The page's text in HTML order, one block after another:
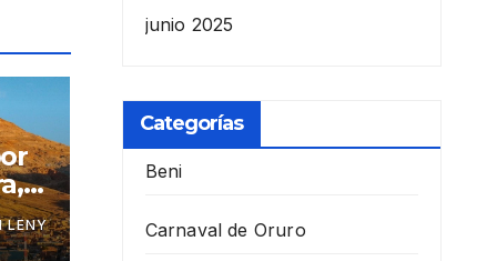
LENY
junio 2025
Categorías
Beni
Carnaval de Oruro